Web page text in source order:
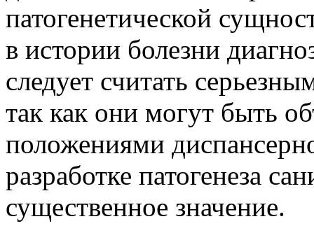
патогенетической
в истории болезни
следует считать
так как они могут быть
положениями
разработке патогенеза
существенное значение.